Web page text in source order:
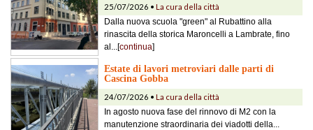
25/07/2026 • La cura della città
Dalla nuova scuola "green" al Rubattino alla
rinascita della storica Maroncelli a Lambrate, fino
al...[continua]
Estate di lavori metroviari dalle parti di
Cascina Gobba
24/07/2026 • La cura della città
In agosto nuova fase del rinnovo di M2 con la
manutenzione straordinaria dei viadotti della...